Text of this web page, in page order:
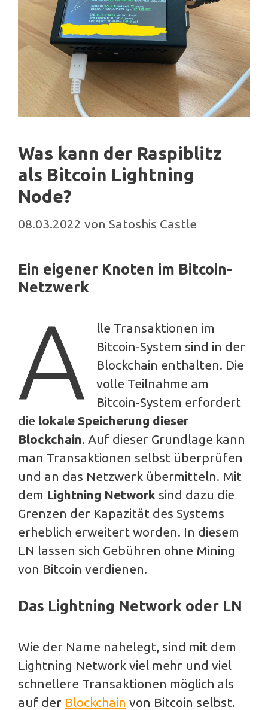
Was kann der Raspiblitz
als Bitcoin Lightning
Node?
08.03.2022 von Satoshis Castle
Ein eigener Knoten im Bitcoin-
Netzwerk
A
lle Transaktionen im
Bitcoin-System sind in der
Blockchain enthalten. Die
volle Teilnahme am
Bitcoin-System erfordert
die lokale Speicherung dieser
Blockchain. Auf dieser Grundlage kann
man Transaktionen selbst überprüfen
und an das Netzwerk übermitteln. Mit
dem Lightning Network sind dazu die
Grenzen der Kapazität des Systems
erheblich erweitert worden. In diesem
LN lassen sich Gebühren ohne Mining
von Bitcoin verdienen.
Das Lightning Network oder LN
Wie der Name nahelegt, sind mit dem
Lightning Network viel mehr und viel
schnellere Transaktionen möglich als
auf der Blockchain von Bitcoin selbst.